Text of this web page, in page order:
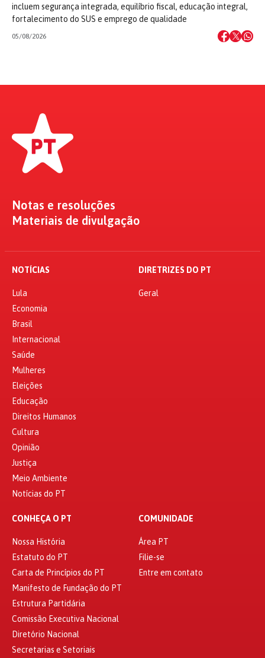
incluem segurança integrada, equilíbrio fiscal, educação integral,
fortalecimento do SUS e emprego de qualidade
05/08/2026
Notas e resoluções
Materiais de divulgação
NOTÍCIAS
Lula
Economia
Brasil
Internacional
Saúde
Mulheres
Eleições
Educação
Direitos Humanos
Cultura
Opinião
Justiça
Meio Ambiente
Notícias do PT
DIRETRIZES DO PT
Geral
CONHEÇA O PT
Nossa História
Estatuto do PT
Carta de Princípios do PT
Manifesto de Fundação do PT
Estrutura Partidária
Comissão Executiva Nacional
Diretório Nacional
Secretarias e Setoriais
COMUNIDADE
Área PT
Filie-se
Entre em contato